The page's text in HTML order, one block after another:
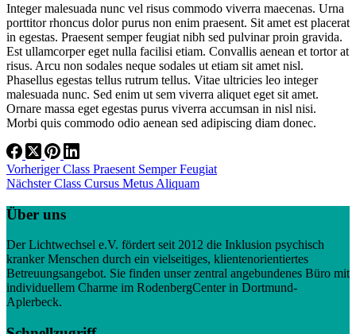
Integer malesuada nunc vel risus commodo viverra maecenas. Urna
porttitor rhoncus dolor purus non enim praesent. Sit amet est placerat
in egestas. Praesent semper feugiat nibh sed pulvinar proin gravida.
Est ullamcorper eget nulla facilisi etiam. Convallis aenean et tortor at
risus. Arcu non sodales neque sodales ut etiam sit amet nisl.
Phasellus egestas tellus rutrum tellus. Vitae ultricies leo integer
malesuada nunc. Sed enim ut sem viverra aliquet eget sit amet.
Ornare massa eget egestas purus viverra accumsan in nisl nisi.
Morbi quis commodo odio aenean sed adipiscing diam donec.
VorherigerClass Praesent Semper Feugiat
NächsterClass Cursus Metus Aliquam
Über uns
Der Lichtwechsel e.V. fördert seit 2012 die Inklusion psychisch
kranker Menschen durch ein vielseitiges, klientenorientiertes
Betreuungsangebot. Sie finden unser zentral angebundenes Büro mit
individuellem Charme im RodenbergCenter in Dortmund-
Aplerbeck.